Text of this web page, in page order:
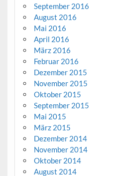
September 2016
August 2016
Mai 2016
April 2016
März 2016
Februar 2016
Dezember 2015
November 2015
Oktober 2015
September 2015
Mai 2015
März 2015
Dezember 2014
November 2014
Oktober 2014
August 2014